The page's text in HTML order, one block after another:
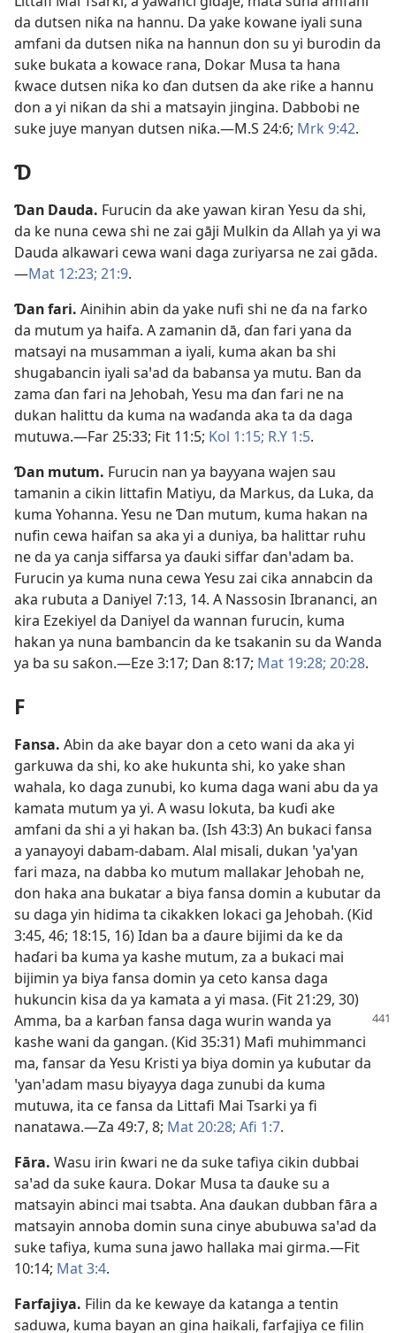
da dutsen niƙa na hannu. Da yake kowane iyali suna
amfani da dutsen niƙa na hannun don su yi burodin da
suke bukata a kowace rana, Dokar Musa ta hana
ƙwace dutsen niƙa ko ɗan dutsen da ake riƙe a hannu
don a yi niƙan da shi a matsayin jingina. Dabbobi ne
suke juye manyan dutsen niƙa.​—M.S 24:6; Mrk 9:42.
Ɗ
Ɗan Dauda. Furucin da ake yawan kiran Yesu da shi,
da ke nuna cewa shi ne zai gāji Mulkin da Allah ya yi wa
Dauda alkawari cewa wani daga zuriyarsa ne zai gāda.​
—Mat 12:23; 21:9.
Ɗan fari. Ainihin abin da yake nufi shi ne ɗa na farko
da mutum ya haifa. A zamanin dā, ɗan fari yana da
matsayi na musamman a iyali, kuma akan ba shi
shugabancin iyali saꞌad da babansa ya mutu. Ban da
zama ɗan fari na Jehobah, Yesu ma ɗan fari ne na
dukan halittu da kuma na waɗanda aka ta da daga
mutuwa.​—Far 25:33; Fit 11:5; Kol 1:15; R.Y 1:5.
Ɗan mutum. Furucin nan ya bayyana wajen sau
tamanin a cikin littafin Matiyu, da Markus, da Luka, da
kuma Yohanna. Yesu ne Ɗan mutum, kuma hakan na
nufin cewa haifan sa aka yi a duniya, ba halittar ruhu
ne da ya canja siffarsa ya ɗauki siffar ɗanꞌadam ba.
Furucin ya kuma nuna cewa Yesu zai cika annabcin da
aka rubuta a Daniyel 7:13, 14. A Nassosin Ibrananci, an
kira Ezekiyel da Daniyel da wannan furucin, kuma
hakan ya nuna bambancin da ke tsakanin su da Wanda
ya ba su saƙon.​—Eze 3:17; Dan 8:17; Mat 19:28; 20:28.
F
Fansa. Abin da ake bayar don a ceto wani da aka yi
garkuwa da shi, ko ake hukunta shi, ko yake shan
wahala, ko daga zunubi, ko kuma daga wani abu da ya
kamata mutum ya yi. A wasu lokuta, ba kuɗi ake
amfani da shi a yi hakan ba. (Ish 43:3) An bukaci fansa
a yanayoyi dabam-dabam. Alal misali, dukan ꞌyaꞌyan
fari maza, na dabba ko mutum mallakar Jehobah ne,
don haka ana bukatar a biya fansa domin a kubutar da
su daga yin hidima ta cikakken lokaci ga Jehobah. (Ƙid
3:45, 46; 18:15, 16) Idan ba a ɗaure bijimi da ke da
haɗari ba kuma ya kashe mutum, za a bukaci mai
bijimin ya biya fansa domin ya ceto kansa daga
hukuncin kisa da ya kamata a yi masa. (Fit 21:29, 30)
Amma, ba a karɓan fansa daga wurin wanda ya
kashe wani da gangan. (Ƙid 35:31) Mafi muhimmanci
ma, fansar da Yesu Kristi ya biya domin ya kuɓutar da
ꞌyanꞌadam masu biyayya daga zunubi da kuma
mutuwa, ita ce fansa da Littafi Mai Tsarki ya fi
nanatawa.​—Za 49:7, 8; Mat 20:28; Afi 1:7.
Fāra. Wasu irin ƙwari ne da suke tafiya cikin dubbai
saꞌad da suke ƙaura. Dokar Musa ta ɗauke su a
matsayin abinci mai tsabta. Ana ɗaukan dubban fāra a
matsayin annoba domin suna cinye abubuwa saꞌad da
suke tafiya, kuma suna jawo hallaka mai girma.​—Fit
10:14; Mat 3:4.
Farfajiya. Filin da ke kewaye da katanga a tentin
saduwa, kuma bayan an gina haikali, farfajiya ce filin